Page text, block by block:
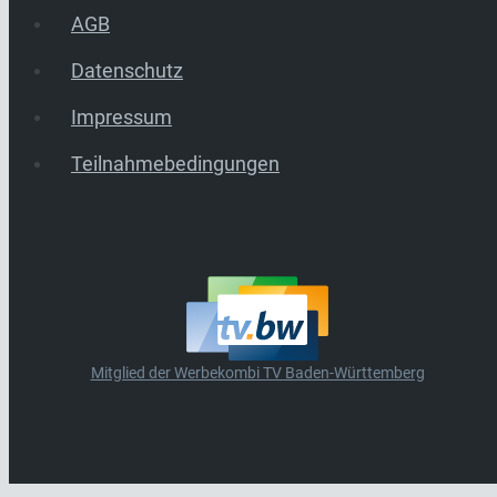
AGB
Datenschutz
Impressum
Teilnahmebedingungen
Mitglied der Werbekombi TV Baden-Württemberg